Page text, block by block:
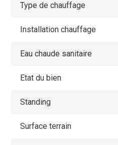
Type de chauffage
Installation chauffage
Eau chaude sanitaire
Etat du bien
Standing
Surface terrain